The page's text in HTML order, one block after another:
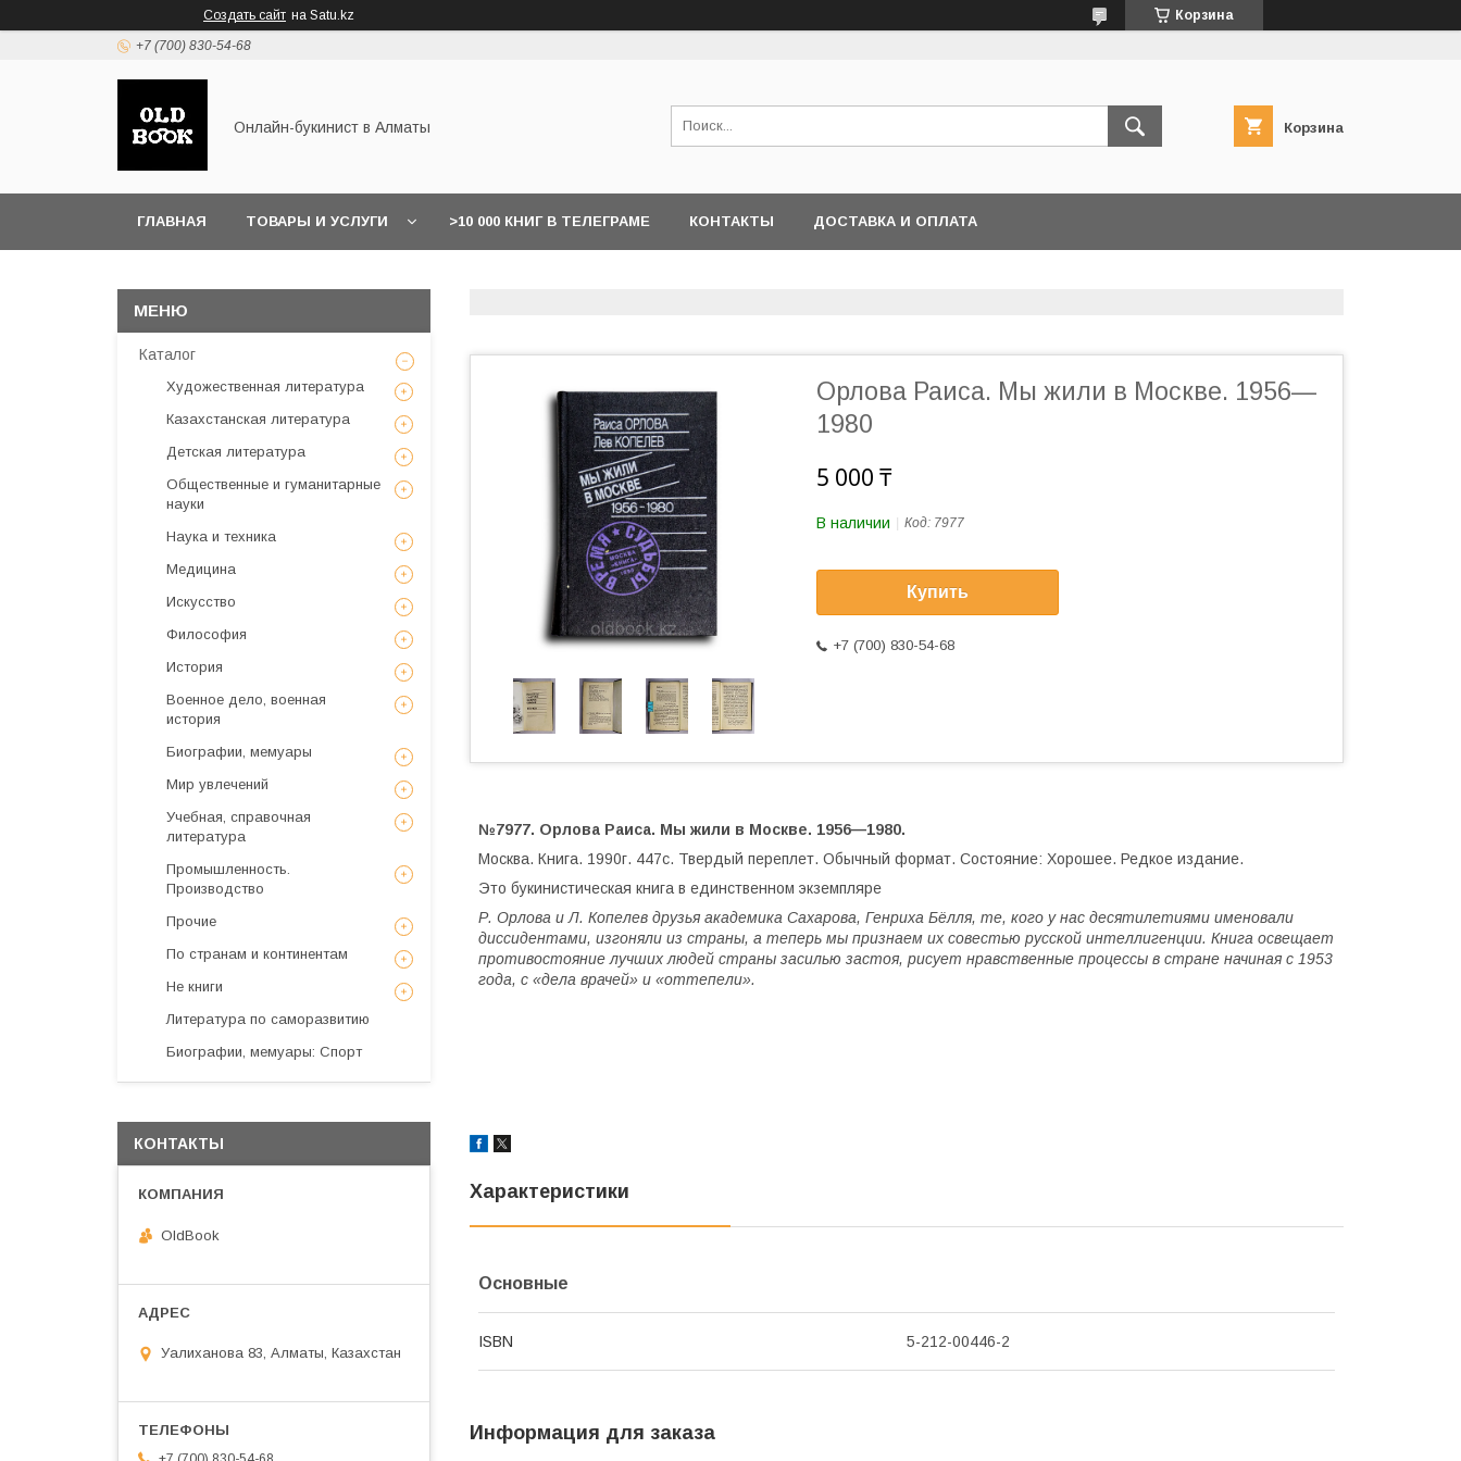
Создать сайт на Satu.kz Корзина
+7 (700) 830-54-68
Онлайн-букинист в Алматы Корзина
ГЛАВНАЯ ТОВАРЫ И УСЛУГИ >10 000 КНИГ В ТЕЛЕГРАМЕ КОНТАКТЫ ДОСТАВКА И ОПЛАТА
Орлова Раиса. Мы жили в Москве. 1956—
1980
5 000 ₸
В наличии Код: 7977
Купить
+7 (700) 830-54-68
№7977. Орлова Раиса. Мы жили в Москве. 1956—1980.
Москва. Книга. 1990г. 447с. Твердый переплет. Обычный формат. Состояние: Хорошее. Редкое издание.
Это букинистическая книга в единственном экземпляре
Р. Орлова и Л. Копелев друзья академика Сахарова, Генриха Бёлля, те, кого у нас десятилетиями именовали
диссидентами, изгоняли из страны, а теперь мы признаем их совестью русской интеллигенции. Книга освещает
противостояние лучших людей страны засилью застоя, рисует нравственные процессы в стране начиная с 1953
года, с «дела врачей» и «оттепели».
Характеристики
Основные
ISBN 5-212-00446-2
Информация для заказа
Каталог
Художественная литература
Казахстанская литература
Детская литература
Общественные и гуманитарные
науки
Наука и техника
Медицина
Искусствo
Философия
История
Военное дело, военная
история
Биографии, мемуары
Мир увлечений
Учебная, справочная
литература
Промышленность.
Производство
Прочие
По странам и континентам
Не книги
Литература по саморазвитию
Биографии, мемуары: Спорт
КОНТАКТЫ
OldBook
Уалиханова 83, Алматы, Казахстан